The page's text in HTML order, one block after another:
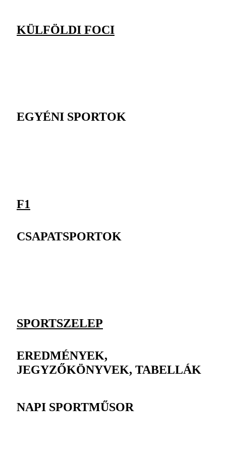
KÜLFÖLDI FOCI
EGYÉNI SPORTOK
F1
CSAPATSPORTOK
SPORTSZELEP
EREDMÉNYEK,
JEGYZŐKÖNYVEK, TABELLÁK
NAPI SPORTMŰSOR